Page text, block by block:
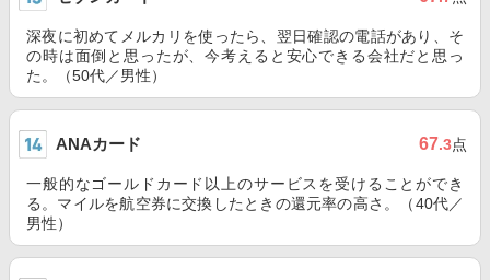
深夜に初めてメルカリを使ったら、翌日確認の電話があり、そ
の時は面倒と思ったが、今考えると安心できる会社だと思っ
た。（50代／男性）
ANAカード 67.3点
一般的なゴールドカード以上のサービスを受けることができ
る。マイルを航空券に交換したときの還元率の高さ。（40代／
男性）